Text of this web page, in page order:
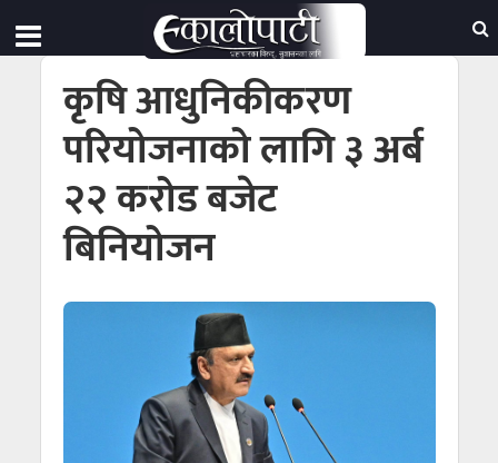
कृषि आधुनिकीकरण
परियोजनाको लागि ३ अर्ब
२२ करोड बजेट
बिनियोजन